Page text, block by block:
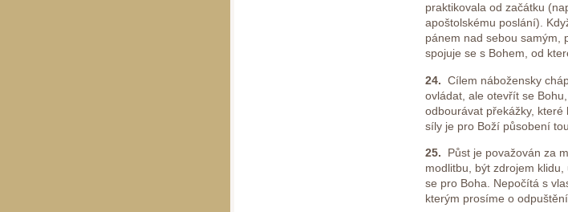
praktikovala od začátku
apoštolskému poslání).
pánem nad sebou samým,
spojuje se s Bohem, od
24.Cílem nábožensky
ovládat, ale otevřít se
odbourávat překážky,
síly je pro Boží působení
25. Půst je považován za
modlitbu, být zdrojem
se pro Boha. Nepočítá s
kterým prosíme o